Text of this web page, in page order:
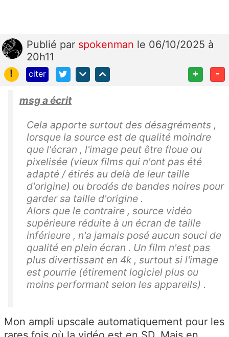
Publié par spokenman le 06/10/2025 à
20h11
!
citer + -
msg a écrit
Cela apporte surtout des désagréments ,
lorsque la source est de qualité moindre
que l'écran , l'image peut être floue ou
pixelisée (vieux films qui n'ont pas été
adapté / étirés au delà de leur taille
d'origine) ou brodés de bandes noires pour
garder sa taille d'origine .
Alors que le contraire , source vidéo
supérieure réduite à un écran de taille
inférieure , n'a jamais posé aucun souci de
qualité en plein écran . Un film n'est pas
plus divertissant en 4k , surtout si l'image
est pourrie (étirement logiciel plus ou
moins performant selon les appareils) .
Mon ampli upscale automatiquement pour les